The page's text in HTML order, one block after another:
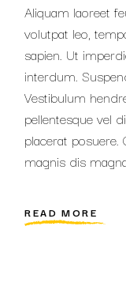
Aliquam laoreet
volutpat leo,
sapien. Ut
interdum.
Vestibulum
pellentesque vel
placerat
magnis dis
READ MORE